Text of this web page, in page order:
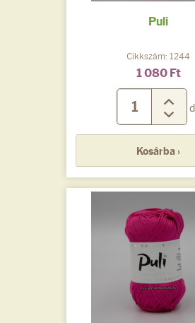
Puli
Cikkszám: 1244
1 080 Ft
Kosárba ›